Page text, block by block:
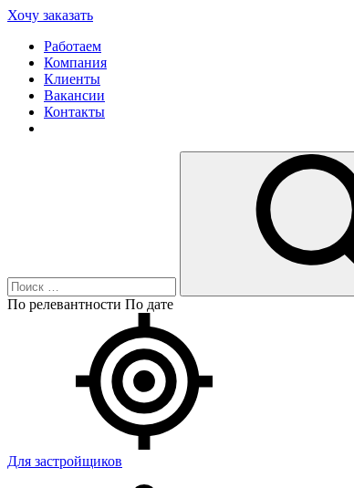
Хочу заказать
Работаем
Компания
Клиенты
Вакансии
Контакты
По релевантности По дате
Для застройщиков